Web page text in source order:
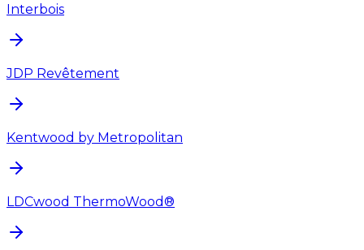
Interbois
JDP Revêtement
Kentwood by Metropolitan
LDCwood ThermoWood®